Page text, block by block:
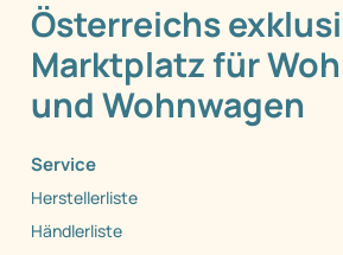
Österreichs
Marktplatz für
und Wohnwagen
Service
Herstellerliste
Händlerliste